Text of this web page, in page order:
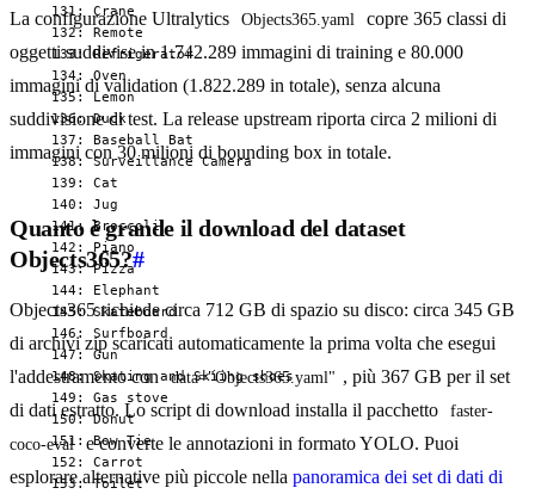
  131: Crane
  132: Remote
  133: Refrigerator
  134: Oven
  135: Lemon
  136: Duck
  137: Baseball Bat
  138: Surveillance Camera
  139: Cat
  140: Jug
  141: Broccoli
  142: Piano
  143: Pizza
  144: Elephant
  145: Skateboard
  146: Surfboard
  147: Gun
  148: Skating and Skiing shoes
  149: Gas stove
  150: Donut
  151: Bow Tie
  152: Carrot
  153: Toilet
La configurazione Ultralytics Objects365.yaml
copre 365 classi di
oggetti suddivise in 1.742.289 immagini di training e 80.000
immagini di validation (1.822.289 in totale), senza alcuna
suddivisione di test. La release upstream riporta circa 2 milioni di
immagini con 30 milioni di bounding box in totale.
Quanto è grande il download del dataset
Objects365?#
Objects365 richiede circa 712 GB di spazio su disco: circa 345 GB
di archivi zip scaricati automaticamente la prima volta che esegui
l'addestramento con data="Objects365.yaml" , più 367 GB per il set
di dati estratto. Lo script di download installa il pacchetto
faster-
coco-eval
e converte le annotazioni in formato YOLO. Puoi
esplorare alternative più piccole nella panoramica dei set di dati di